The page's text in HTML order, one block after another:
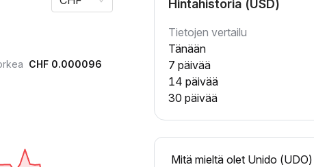
CHF 0.000096
Hintahistoria (USD)
Tietojen vertailu
Tänään
7 päivää
14 päivää
30 päivää
Mitä mieltä olet Unido